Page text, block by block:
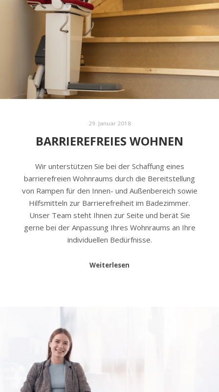
29. Januar 2018
BARRIEREFREIES WOHNEN
Wir unterstützen Sie bei der Schaffung eines
barrierefreien Wohnraums durch die Bereitstellung
von Rampen für den Innen- und Außenbereich sowie
Hilfsmitteln zur Barrierefreiheit im Badezimmer.
Unser Team steht Ihnen zur Seite und berät Sie
gerne bei der Anpassung Ihres Wohnraums an Ihre
individuellen Bedürfnisse.
Weiterlesen